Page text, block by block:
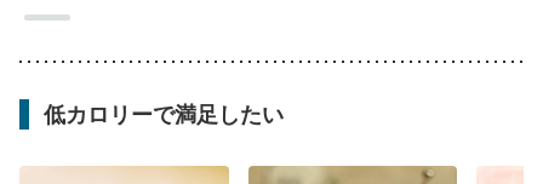
低カロリーで満足したい